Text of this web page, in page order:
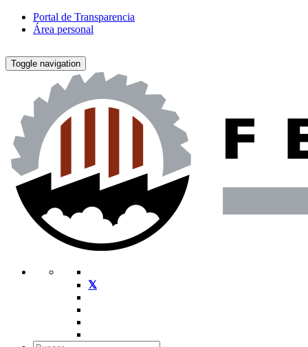
Portal de Transparencia
Área personal
Toggle navigation